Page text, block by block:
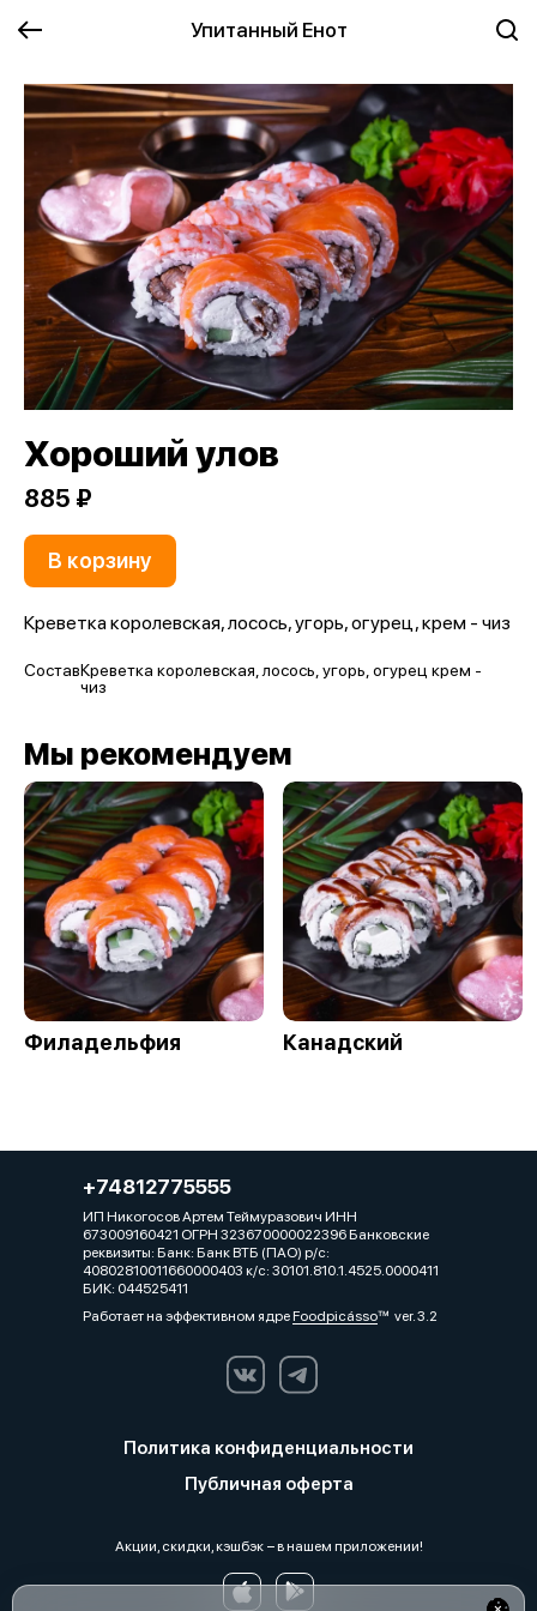
Упитанный Енот
Хороший улов
885 ₽
В корзину
Креветка королевская, лосось, угорь, огурец, крем - чиз
СоставКреветка королевская, лосось, угорь, огурец крем -
чиз
Мы рекомендуем
Филадельфия Канадский
+74812775555
ИП Никогосов Артем Теймуразович ИНН
673009160421 ОГРН 323670000022396 Банковские
реквизиты: Банк: Банк ВТБ (ПАО) р/с:
40802810011660000403 к/с: 30101.810.1.4525.0000411
БИК: 044525411
Работает на эффективном ядреFoodpicássover. 3.2
Политика конфиденциальности
Публичная оферта
Акции, скидки, кэшбэк − в нашем приложении!